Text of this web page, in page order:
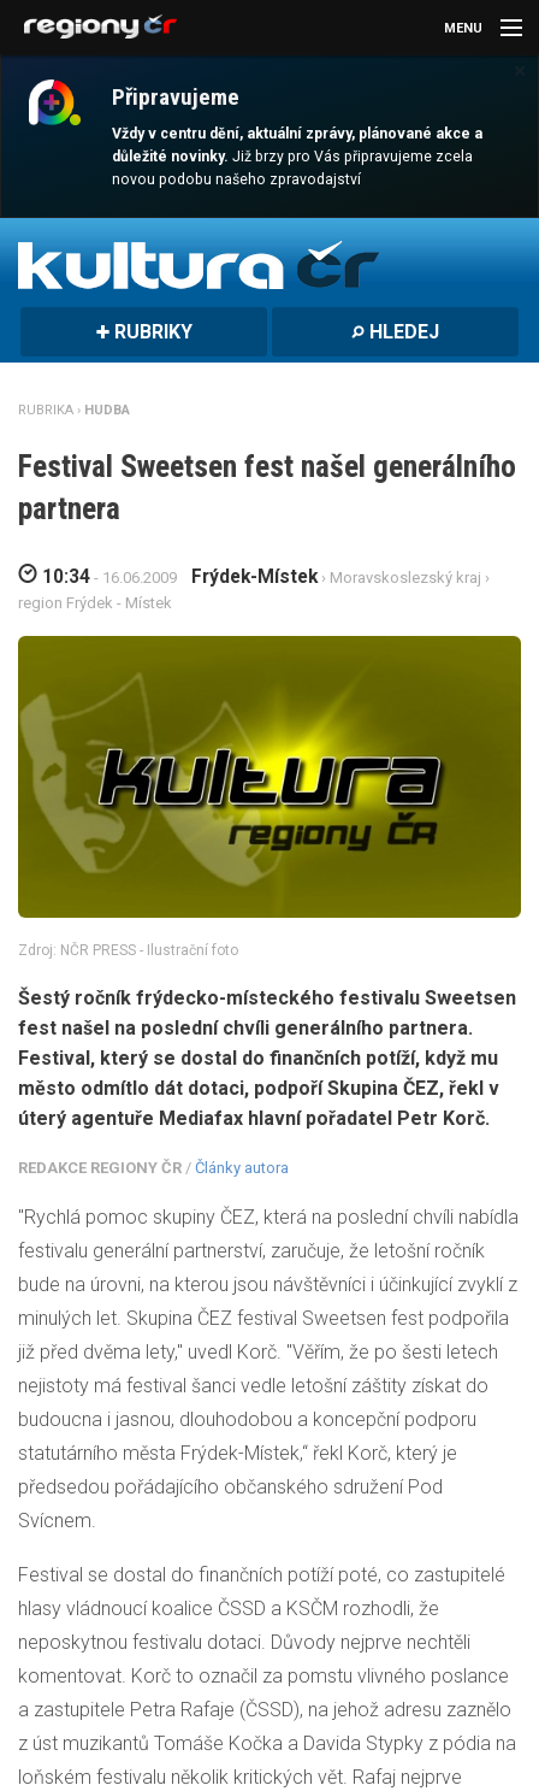
Připravujeme
Vždy v centru dění, aktuální zprávy, plánované akce a
důležité novinky.Již brzy pro Vás připravujeme zcela
novou podobu našeho zpravodajství
MENU
AKTUALITY
MAGAZÍN
RUBRIKY HLEDEJ
RUBRIKA › HUDBA
Festival Sweetsen fest našel generálního
partnera
10:34 - 16.06.2009 Frýdek-Místek › Moravskoslezský kraj ›
region Frýdek - Místek
Zdroj: NČR PRESS - Ilustrační foto
Šestý ročník frýdecko-místeckého festivalu Sweetsen
fest našel na poslední chvíli generálního partnera.
Festival, který se dostal do finančních potíží, když mu
město odmítlo dát dotaci, podpoří Skupina ČEZ, řekl v
úterý agentuře Mediafax hlavní pořadatel Petr Korč.
REDAKCE REGIONY ČR / Články autora
"Rychlá pomoc skupiny ČEZ, která na poslední chvíli nabídla
festivalu generální partnerství, zaručuje, že letošní ročník
bude na úrovni, na kterou jsou návštěvníci i účinkující zvyklí z
minulých let. Skupina ČEZ festival Sweetsen fest podpořila
již před dvěma lety," uvedl Korč. "Věřím, že po šesti letech
nejistoty má festival šanci vedle letošní záštity získat do
budoucna i jasnou, dlouhodobou a koncepční podporu
statutárního města Frýdek-Místek,“ řekl Korč, který je
předsedou pořádajícího občanského sdružení Pod
Svícnem.
Festival se dostal do finančních potíží poté, co zastupitelé
hlasy vládnoucí koalice ČSSD a KSČM rozhodli, že
neposkytnou festivalu dotaci. Důvody nejprve nechtěli
komentovat. Korč to označil za pomstu vlivného poslance
a zastupitele Petra Rafaje (ČSSD), na jehož adresu zaznělo
z úst muzikantů Tomáše Kočka a Davida Stypky z pódia na
loňském festivalu několik kritických vět. Rafaj nejprve